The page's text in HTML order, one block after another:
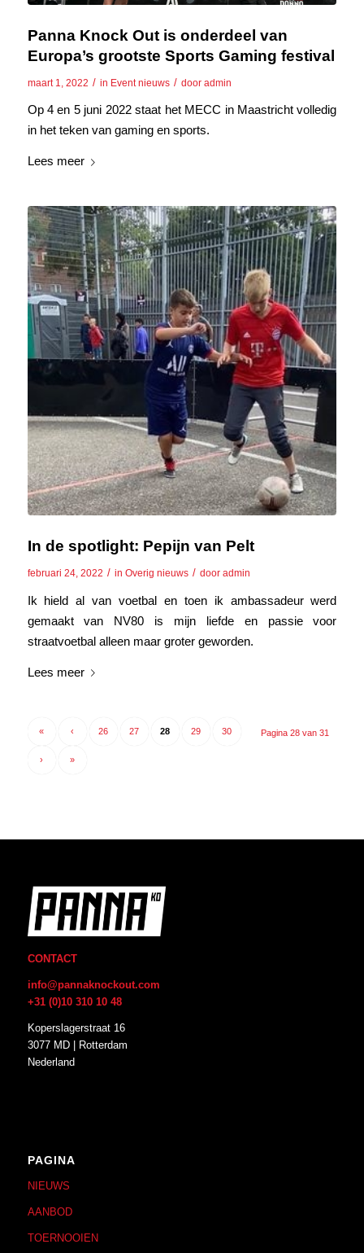
Panna Knock Out is onderdeel van
Europa’s grootste Sports Gaming festival
maart 1, 2022 / in Event nieuws / door admin
Op 4 en 5 juni 2022 staat het MECC in Maastricht volledig
in het teken van gaming en sports.
Lees meer
In de spotlight: Pepijn van Pelt
februari 24, 2022 / in Overig nieuws / door admin
Ik hield al van voetbal en toen ik ambassadeur werd
gemaakt van NV80 is mijn liefde en passie voor
straatvoetbal alleen maar groter geworden.
Lees meer
Pagina 28 van 31
« ‹ 26 27 28 29 30
› »
CONTACT
info@pannaknockout.com
+31 (0)10 310 10 48
Koperslagerstraat 16
3077 MD | Rotterdam
Nederland
PAGINA
NIEUWS
AANBOD
TOERNOOIEN